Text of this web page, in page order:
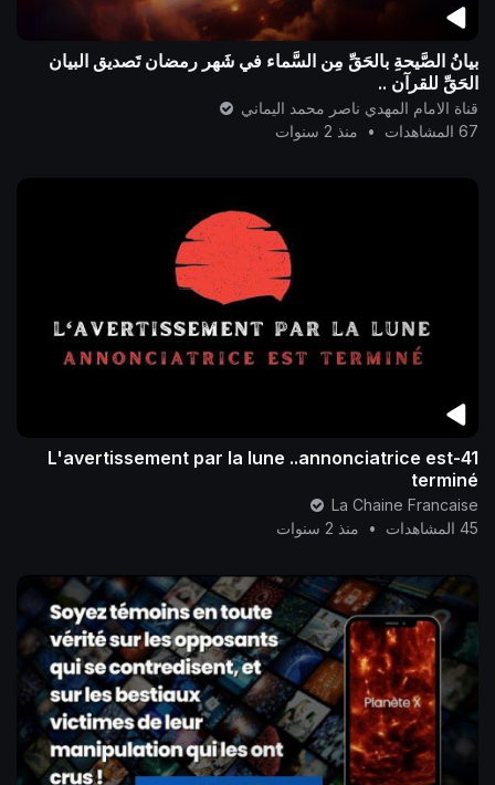
بيانُ الصَّيحةِ بالحَقِّ مِن السَّماء في شَهر رمضان تَصديق البيان
الحَقِّ للقرآن ..
قناة الامام المهدي ناصر محمد اليماني
67 المشاهدات
• منذ 2 سنوات
41-L'avertissement par la lune ..annonciatrice est
terminé
La Chaine Francaise
45 المشاهدات
• منذ 2 سنوات